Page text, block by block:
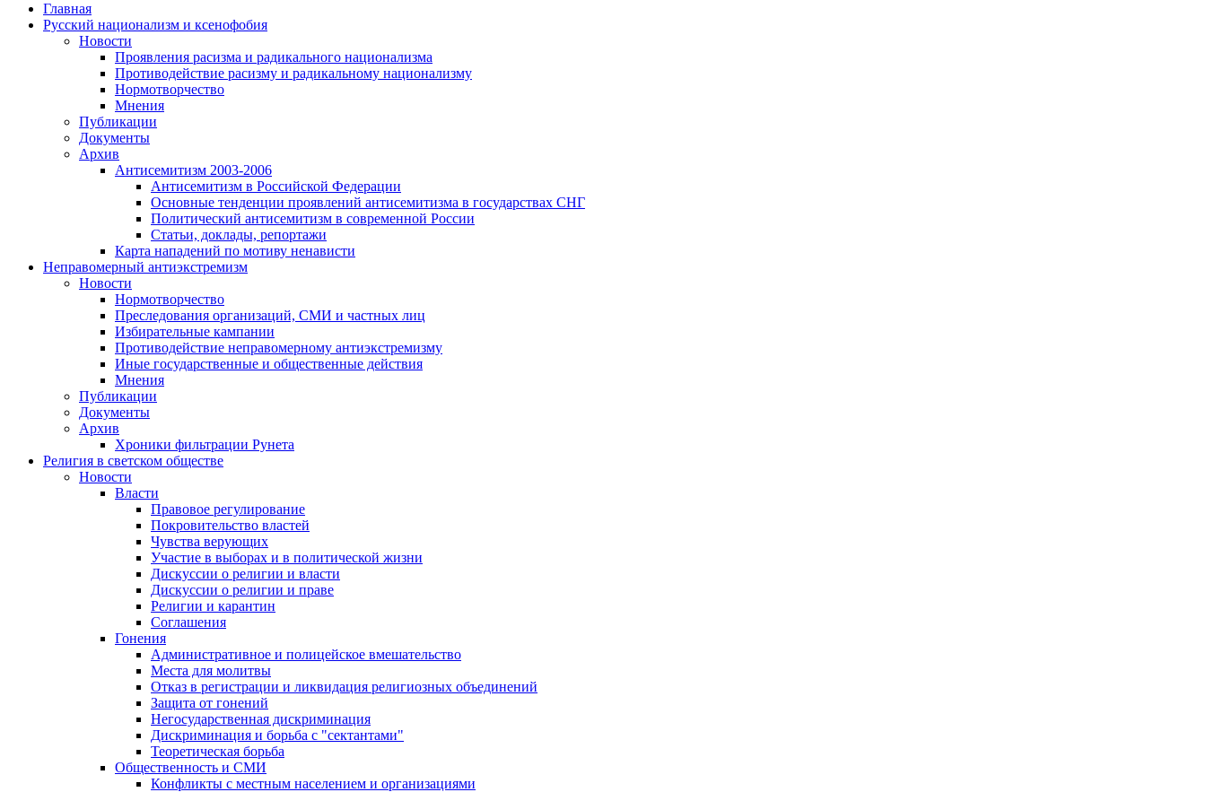
Главная
Русский национализм и ксенофобия
Новости
Проявления расизма и радикального национализма
Противодействие расизму и радикальному национализму
Нормотворчество
Мнения
Публикации
Документы
Архив
Антисемитизм 2003-2006
Антисемитизм в Российской Федерации
Основные тенденции проявлений антисемитизма в государствах СНГ
Политический антисемитизм в современной России
Статьи, доклады, репортажи
Карта нападений по мотиву ненависти
Неправомерный антиэкстремизм
Новости
Нормотворчество
Преследования организаций, СМИ и частных лиц
Избирательные кампании
Противодействие неправомерному антиэкстремизму
Иные государственные и общественные действия
Мнения
Публикации
Документы
Архив
Хроники фильтрации Рунета
Религия в светском обществе
Новости
Власти
Правовое регулирование
Покровительство властей
Чувства верующих
Участие в выборах и в политической жизни
Дискуссии о религии и власти
Дискуссии о религии и праве
Религии и карантин
Соглашения
Гонения
Административное и полицейское вмешательство
Места для молитвы
Отказ в регистрации и ликвидация религиозных объединений
Защита от гонений
Негосударственная дискриминация
Дискриминация и борьба с "сектантами"
Теоретическая борьба
Общественность и СМИ
Конфликты с местным населением и организациями